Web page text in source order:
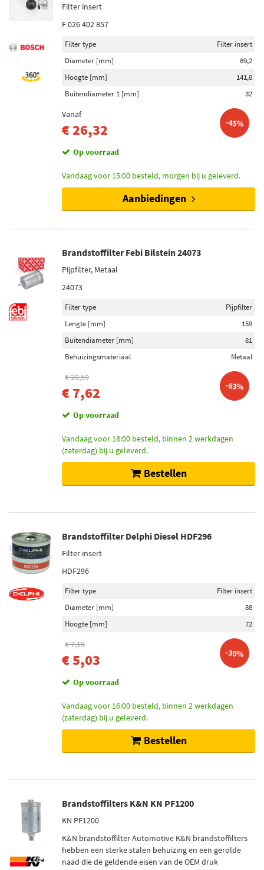
Filter insert
F 026 402 857
Filter type
Filter insert
Diameter [mm]
89,2
Hoogte [mm]
141,8
Buitendiameter 1 [mm]
32
Vanaf
€ 26,32 -45%
Op voorraad
Vandaag voor 15:00 besteld, morgen bij u geleverd.
Aanbiedingen
Brandstoffilter Febi Bilstein 24073
Pijpfilter, Metaal
24073
Filter type
Pijpfilter
Lengte [mm]
159
Buitendiameter [mm]
81
Behuizingsmateriaal
Metaal
€ 20,59
€ 7,62 -63%
Op voorraad
Vandaag voor 18:00 besteld, binnen 2 werkdagen
(zaterdag) bij u geleverd.
Bestellen
Brandstoffilter Delphi Diesel HDF296
Filter insert
HDF296
Filter type
Filter insert
Diameter [mm]
88
Hoogte [mm]
72
€ 7,19
€ 5,03 -30%
Op voorraad
Vandaag voor 16:00 besteld, binnen 2 werkdagen
(zaterdag) bij u geleverd.
Bestellen
Brandstoffilters K&N KN PF1200
KN PF1200
K&N brandstoffilter Automotive K&N brandstoffilters
hebben een sterke stalen behuizing en een gerolde
naad die de geldende eisen van de OEM druk